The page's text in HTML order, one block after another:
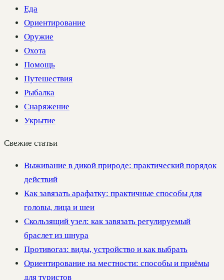
Еда
Ориентирование
Оружие
Охота
Помощь
Путешествия
Рыбалка
Снаряжение
Укрытие
Свежие статьи
Выживание в дикой природе: практический порядок
действий
Как завязать арафатку: практичные способы для
головы, лица и шеи
Скользящий узел: как завязать регулируемый
браслет из шнура
Противогаз: виды, устройство и как выбрать
Ориентирование на местности: способы и приёмы
для туристов